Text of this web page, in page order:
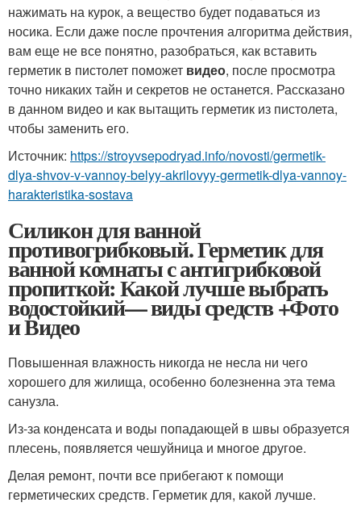
нажимать на курок, а вещество будет подаваться из
носика. Если даже после прочтения алгоритма действия,
вам еще не все понятно, разобраться, как вставить
герметик в пистолет поможет видео, после просмотра
точно никаких тайн и секретов не останется. Рассказано
в данном видео и как вытащить герметик из пистолета,
чтобы заменить его.
Источник: https://stroyvsepodryad.info/novosti/germetik-
dlya-shvov-v-vannoy-belyy-akrilovyy-germetik-dlya-vannoy-
harakteristika-sostava
Силикон для ванной
противогрибковый. Герметик для
ванной комнаты с антигрибковой
пропиткой: Какой лучше выбрать
водостойкий— виды средств +Фото
и Видео
Повышенная влажность никогда не несла ни чего
хорошего для жилища, особенно болезненна эта тема
санузла.
Из-за конденсата и воды попадающей в швы образуется
плесень, появляется чешуйница и многое другое.
Делая ремонт, почти все прибегают к помощи
герметических средств. Герметик для, какой лучше.